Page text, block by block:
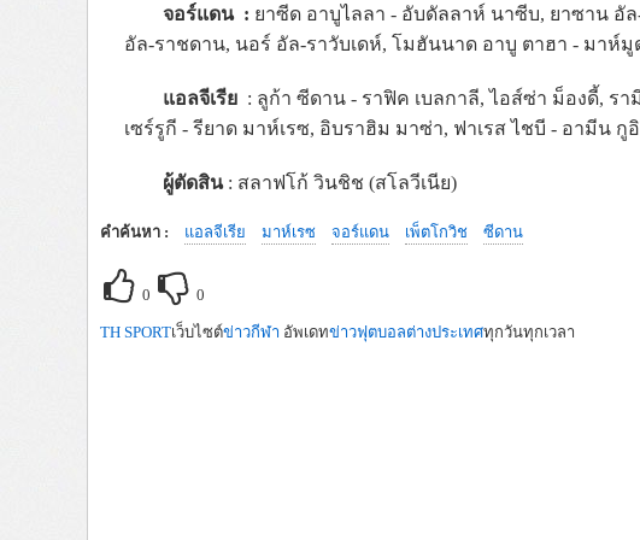
จอร์แดน : ยาซีด อาบูไลลา - อับดัลลาห์ นาซีบ, ยาซาน อั
อัล-ราชดาน, นอร์ อัล-ราวับเดห์, โมฮันนาด อาบู ตาฮา - มาห์
แอลจีเรีย : ลูก้า ซีดาน - ราฟิค เบลกาลี, ไอส์ซ่า ม็องดี้, ร
เซร์รูกี - รียาด มาห์เรซ, อิบราฮิม มาซ่า, ฟาเรส ไชบี - อามีน กู
ผู้ตัดสิน: สลาฟโก้ วินชิช (สโลวีเนีย)
คำค้นหา : แอลจีเรีย มาห์เรซ จอร์แดน เพ็ตโกวิช ซีดาน
0 0
TH SPORTเว็บไซต์ข่าวกีฬา อัพเดทข่าวฟุตบอลต่างประเทศทุกวันทุกเวลา